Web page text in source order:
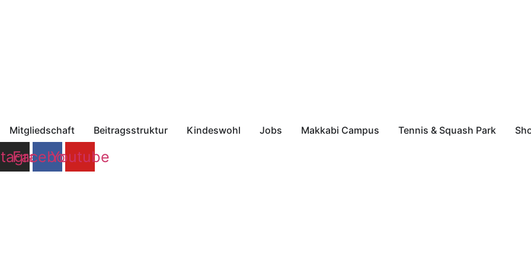
Mitgliedschaft Beitragsstruktur Kindeswohl Jobs Makkabi Campus Tennis & Squash Park
Facebook
Youtube